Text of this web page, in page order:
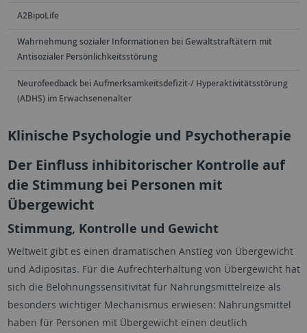
A2BipoLife
Wahrnehmung sozialer Informationen bei Gewaltstraftätern mit
Antisozialer Persönlichkeitsstörung
Neurofeedback bei Aufmerksamkeitsdefizit-/ Hyperaktivitätsstörung
(ADHS) im Erwachsenenalter
Klinische Psychologie und Psychotherapie
Der Einfluss inhibitorischer Kontrolle auf
die Stimmung bei Personen mit
Übergewicht
Stimmung, Kontrolle und Gewicht
Weltweit gibt es einen dramatischen Anstieg von Übergewicht
und Adipositas. Für die Aufrechterhaltung von Übergewicht hat
sich die Belohnungssensitivität für Nahrungsmittelreize als
besonders wichtiger Mechanismus erwiesen: Nahrungsmittel
haben für Personen mit Übergewicht einen deutlich